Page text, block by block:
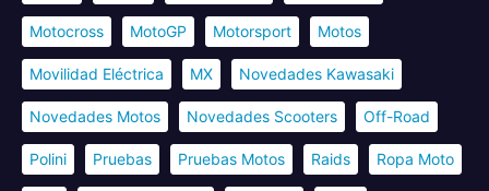
Motocross MotoGP Motorsport Motos
Movilidad Eléctrica MX Novedades Kawasaki
Novedades Motos Novedades Scooters Off-Road
Polini Pruebas Pruebas Motos Raids Ropa Moto